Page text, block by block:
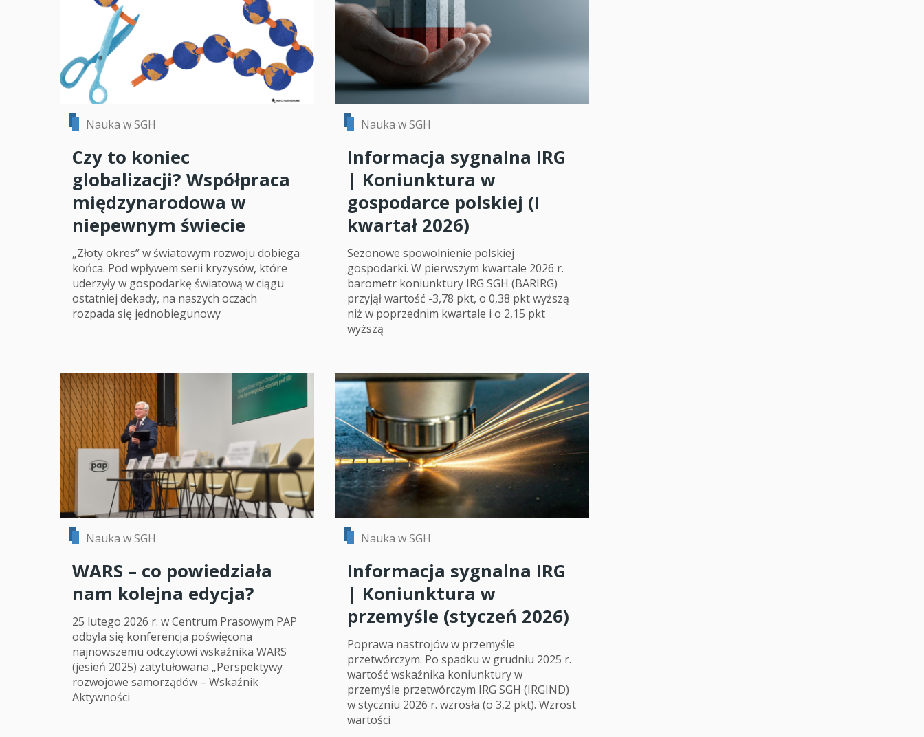
Nauka w SGH
Czy to koniec
globalizacji? Współpraca
międzynarodowa w
niepewnym świecie
„Złoty okres” w światowym rozwoju dobiega
końca. Pod wpływem serii kryzysów, które
uderzyły w gospodarkę światową w ciągu
ostatniej dekady, na naszych oczach
rozpada się jednobiegunowy
Nauka w SGH
Informacja sygnalna IRG
| Koniunktura w
gospodarce polskiej (I
kwartał 2026)
Sezonowe spowolnienie polskiej
gospodarki. W pierwszym kwartale 2026 r.
barometr koniunktury IRG SGH (BARIRG)
przyjął wartość -3,78 pkt, o 0,38 pkt wyższą
niż w poprzednim kwartale i o 2,15 pkt
wyższą
Nauka w SGH
WARS – co powiedziała
nam kolejna edycja?
25 lutego 2026 r. w Centrum Prasowym PAP
odbyła się konferencja poświęcona
najnowszemu odczytowi wskaźnika WARS
(jesień 2025) zatytułowana „Perspektywy
rozwojowe samorządów – Wskaźnik
Aktywności
Nauka w SGH
Informacja sygnalna IRG
| Koniunktura w
przemyśle (styczeń 2026)
Poprawa nastrojów w przemyśle
przetwórczym. Po spadku w grudniu 2025 r.
wartość wskaźnika koniunktury w
przemyśle przetwórczym IRG SGH (IRGIND)
w styczniu 2026 r. wzrosła (o 3,2 pkt). Wzrost
wartości